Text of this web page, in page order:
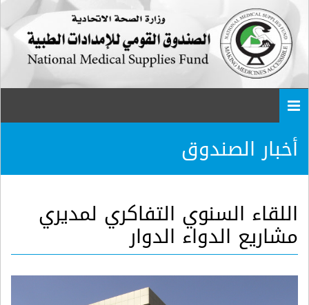
أخبار الصندوق
اللقاء السنوي التفاكري لمديري
مشاريع الدواء الدوار